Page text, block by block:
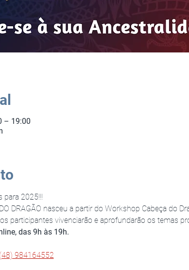
– 19:00
para 2025!!!
DRAGÃO nasceu a partir do Workshop Cabeça do
participantes vivenciarão e aprofundarão os temas
das 9h às 19h.
(48) 984164552